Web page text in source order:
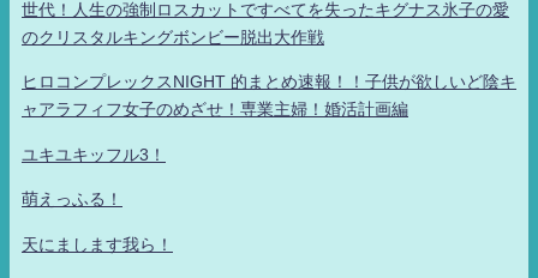
世代！人生の強制ロスカットですべてを失ったキグナス氷子の愛
のクリスタルキングボンビー脱出大作戦
ヒロコンプレックスNIGHT 的まとめ速報！！子供が欲しいど陰キ
ャアラフィフ女子のめざせ！専業主婦！婚活計画編
ユキユキッフル3！
萌えっふる！
天にまします我ら！